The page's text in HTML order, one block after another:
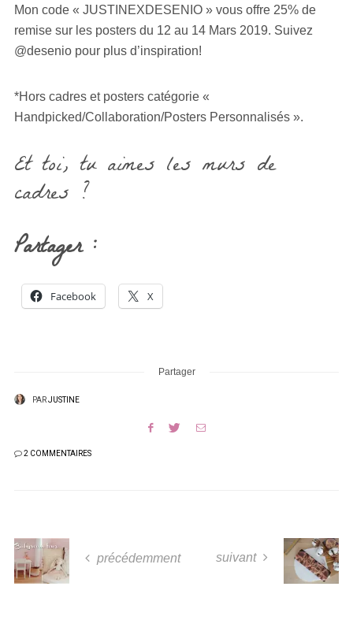
Mon code « JUSTINEXDESENIO » vous offre 25% de
remise sur les posters du 12 au 14 Mars 2019. Suivez
@desenio pour plus d’inspiration!
*Hors cadres et posters catégorie «
Handpicked/Collaboration/Posters Personnalisés ».
Et toi, tu aimes les murs de
cadres ?
Partager :
Facebook X
Partager
PARJUSTINE
2 COMMENTAIRES
précédemment suivant